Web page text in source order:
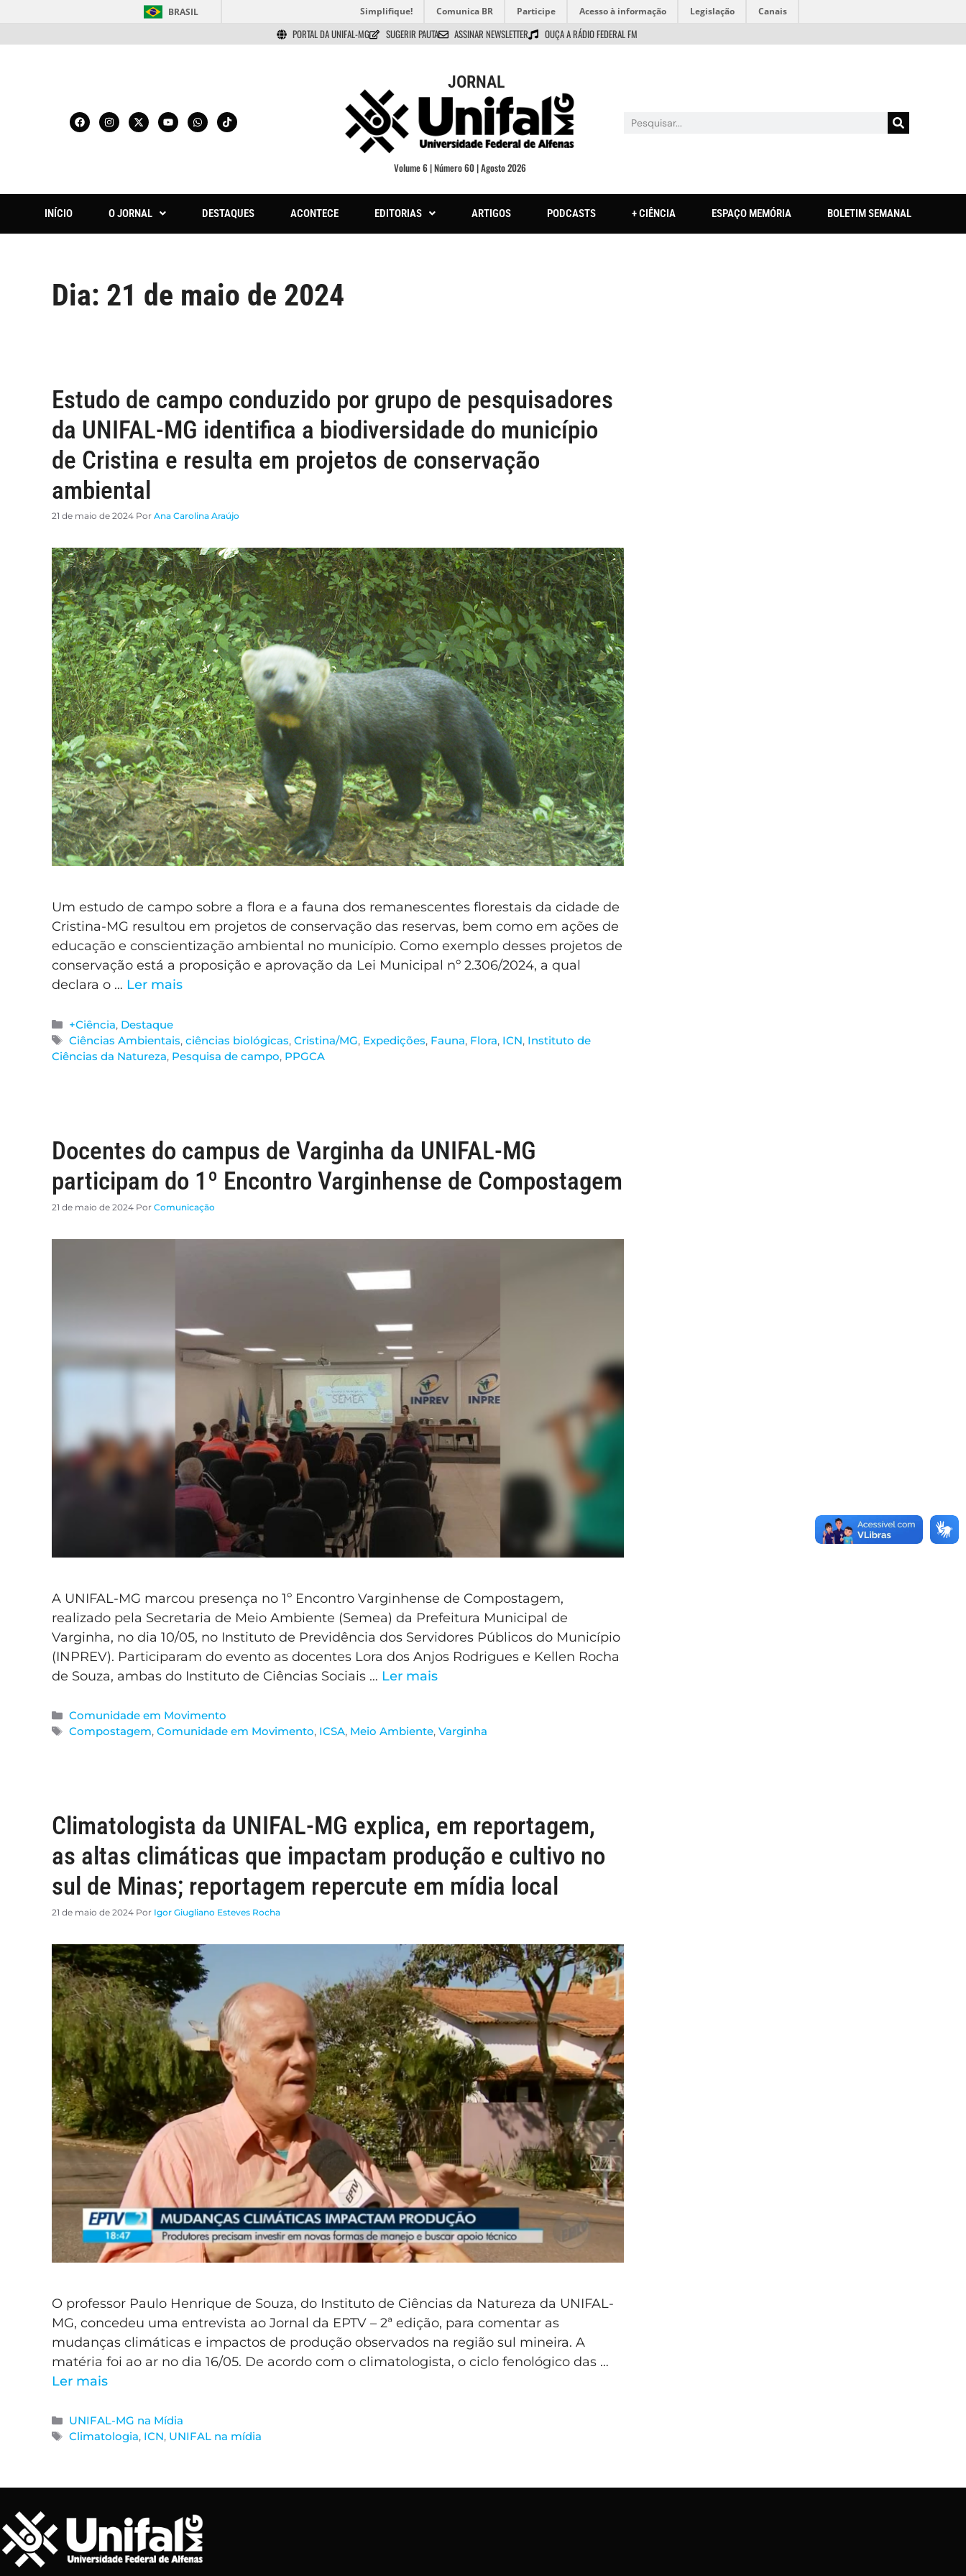
BRASIL Simplifique! Comunica BR Participe Acesso à informação Legislação Canais
PORTAL DA UNIFAL-MG SUGERIR PAUTA ASSINAR NEWSLETTER OUÇA A RÁDIO FEDERAL FM
JORNAL
Volume 6 | Número 60 | Agosto 2026
INÍCIO O JORNAL DESTAQUES ACONTECE EDITORIAS ARTIGOS PODCASTS + CIÊNCIA ESPAÇO MEMÓRIA BOLETIM SEMANAL
Dia: 21 de maio de 2024
Estudo de campo conduzido por grupo de pesquisadores
da UNIFAL-MG identifica a biodiversidade do município
de Cristina e resulta em projetos de conservação
ambiental
21 de maio de 2024 Por Ana Carolina Araújo
Um estudo de campo sobre a flora e a fauna dos remanescentes florestais da cidade de
Cristina-MG resultou em projetos de conservação das reservas, bem como em ações de
educação e conscientização ambiental no município. Como exemplo desses projetos de
conservação está a proposição e aprovação da Lei Municipal nº 2.306/2024, a qual
declara o … Ler mais
+Ciência, Destaque
Ciências Ambientais,ciências biológicas,Cristina/MG, Expedições, Fauna, Flora, ICN, Instituto de
Ciências da Natureza, Pesquisa de campo, PPGCA
Docentes do campus de Varginha da UNIFAL-MG
participam do 1º Encontro Varginhense de Compostagem
21 de maio de 2024 Por Comunicação
A UNIFAL-MG marcou presença no 1º Encontro Varginhense de Compostagem,
realizado pela Secretaria de Meio Ambiente (Semea) da Prefeitura Municipal de
Varginha, no dia 10/05, no Instituto de Previdência dos Servidores Públicos do Município
(INPREV). Participaram do evento as docentes Lora dos Anjos Rodrigues e Kellen Rocha
de Souza, ambas do Instituto de Ciências Sociais … Ler mais
Comunidade em Movimento
Compostagem,Comunidade em Movimento, ICSA, Meio Ambiente,Varginha
Climatologista da UNIFAL-MG explica, em reportagem,
as altas climáticas que impactam produção e cultivo no
sul de Minas; reportagem repercute em mídia local
21 de maio de 2024 Por Igor Giugliano Esteves Rocha
O professor Paulo Henrique de Souza, do Instituto de Ciências da Natureza da UNIFAL-
MG, concedeu uma entrevista ao Jornal da EPTV – 2ª edição, para comentar as
mudanças climáticas e impactos de produção observados na região sul mineira. A
matéria foi ao ar no dia 16/05. De acordo com o climatologista, o ciclo fenológico das …
Ler mais
UNIFAL-MG na Mídia
Climatologia, ICN, UNIFAL na mídia